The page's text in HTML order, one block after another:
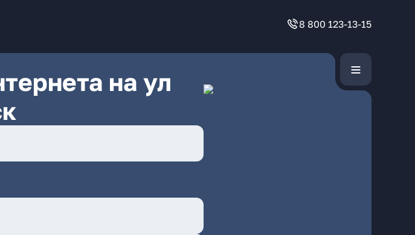
8 800 123-13-15
на ул